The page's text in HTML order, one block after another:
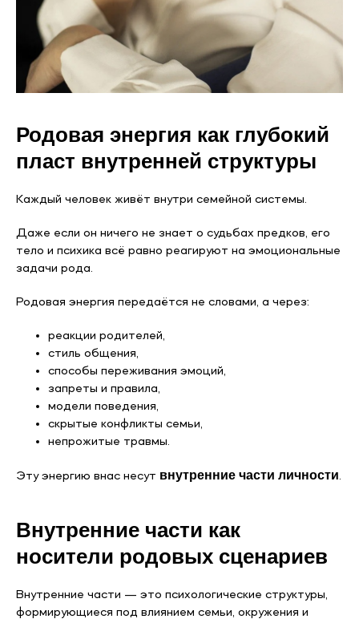
Родовая энергия как глубокий
пласт внутренней структуры
Каждый человек живёт внутри семейной системы.
Даже если он ничего не знает о судьбах предков, его
тело и психика всё равно реагируют на эмоциональные
задачи рода.
Родовая энергия передаётся не словами, а через:
реакции родителей,
стиль общения,
способы переживания эмоций,
запреты и правила,
модели поведения,
скрытые конфликты семьи,
непрожитые травмы.
Эту энергию внас несут внутренние части личности.
Внутренние части как
носители родовых сценариев
Внутренние части — это психологические структуры,
формирующиеся под влиянием семьи, окружения и